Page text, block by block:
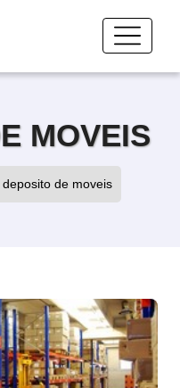
MOVEIS
deposito de moveis